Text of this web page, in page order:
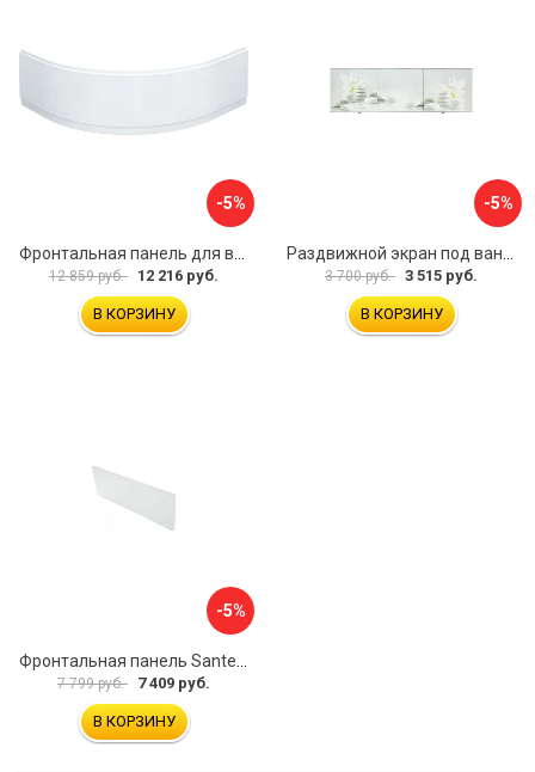
-5%
12 859 руб. 12 216 руб.
В КОРЗИНУ
-5%
3 700 руб. 3 515 руб.
В КОРЗИНУ
-5%
7 799 руб. 7 409 руб.
В КОРЗИНУ